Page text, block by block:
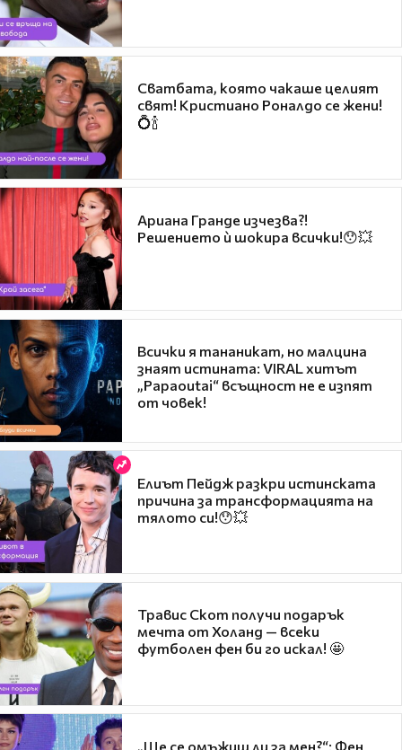
Сватбата, която чакаше целият
свят! Кристиано Роналдо се жени!
💍🍾
Ариана Гранде изчезва?!
Решението ѝ шокира всички!😯💥
Всички я тананикат, но малцина
знаят истината: VIRAL хитът
„Papaoutai“ всъщност не е изпят
от човек!
Елиът Пейдж разкри истинската
причина за трансформацията на
тялото си!😯💥
Травис Скот получи подарък
мечта от Холанд — всеки
футболен фен би го искал! 🤩
„Ще се омъжиш ли за мен?“: Фен